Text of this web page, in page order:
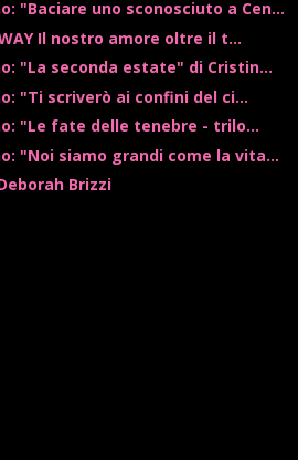
"Baciare uno sconosciuto a Cen...
Il nostro amore oltre il t...
"La seconda estate" di Cristin...
"Ti scriverò ai confini del ci...
"Le fate delle tenebre - trilo...
"Noi siamo grandi come la vita...
Brizzi